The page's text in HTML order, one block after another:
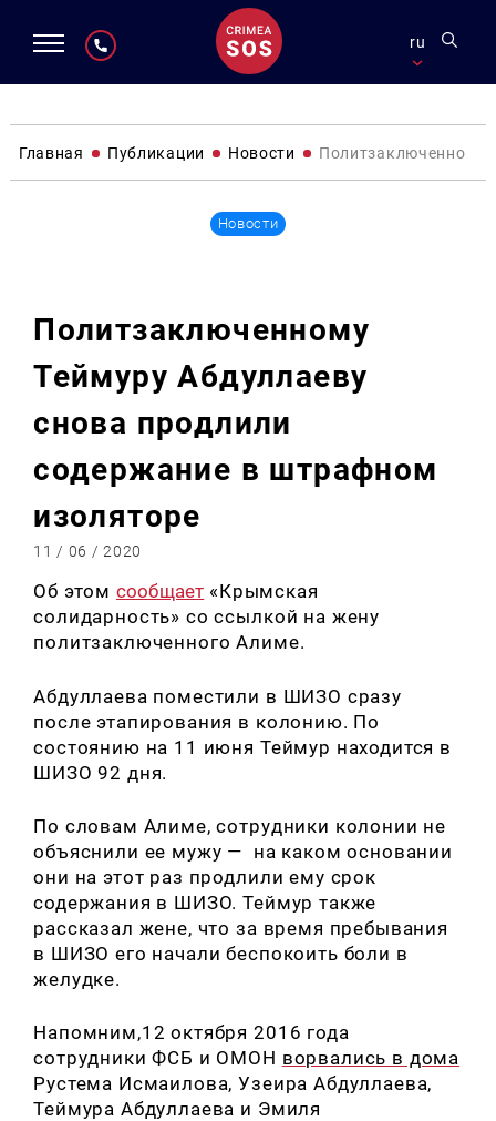
ru
Главная Публикации Новости Политзаключенному
Новости
Политзаключенному
Теймуру Абдуллаеву
снова продлили
содержание в штрафном
изоляторе
11 / 06 / 2020
Об этом сообщает «Крымская
солидарность» со ссылкой на жену
политзаключенного Алиме.
Абдуллаева поместили в ШИЗО сразу
после этапирования в колонию. По
состоянию на 11 июня Теймур находится в
ШИЗО 92 дня.
По словам Алиме, сотрудники колонии не
объяснили ее мужу — на каком основании
они на этот раз продлили ему срок
содержания в ШИЗО. Теймур также
рассказал жене, что за время пребывания
в ШИЗО его начали беспокоить боли в
желудке.
Напомним,12 октября 2016 года
сотрудники ФСБ и ОМОН ворвались в дома
Рустема Исмаилова, Узеира Абдуллаева,
Теймура Абдуллаева и Эмиля